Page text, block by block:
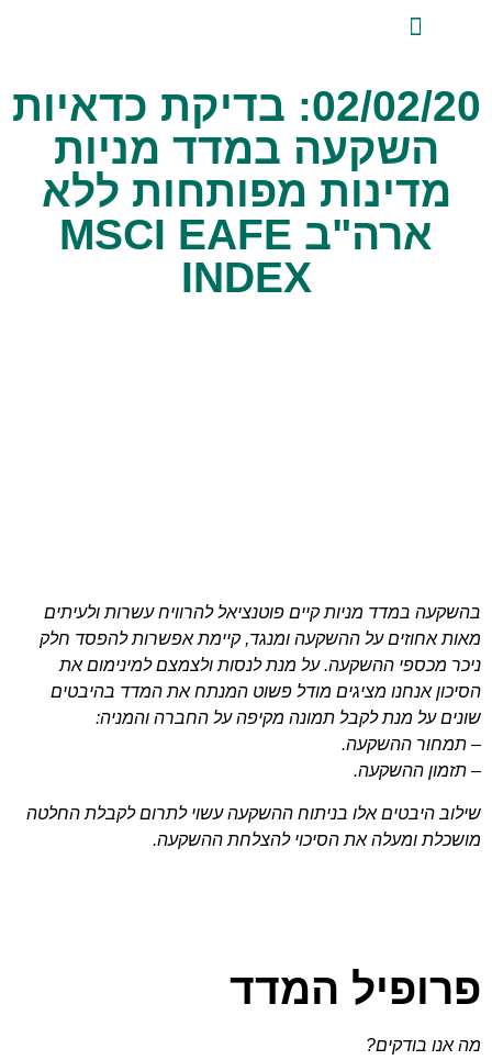
02/02/20: בדיקת כדאיות
השקעה במדד מניות
מדינות מפותחות ללא
ארה"ב MSCI EAFE
INDEX
בהשקעה במדד מניות קיים פוטנציאל להרוויח עשרות ולעיתים
מאות אחוזים על ההשקעה ומנגד, קיימת אפשרות להפסד חלק
ניכר מכספי ההשקעה. על מנת לנסות ולצמצם למינימום את
הסיכון אנחנו מציגים מודל פשוט המנתח את המדד בהיבטים
שונים על מנת לקבל תמונה מקיפה על החברה והמניה:
– תמחור ההשקעה.
– תזמון ההשקעה.
שילוב היבטים אלו בניתוח ההשקעה עשוי לתרום לקבלת החלטה
מושכלת ומעלה את הסיכוי להצלחת ההשקעה.
פרופיל המדד
מה אנו בודקים?